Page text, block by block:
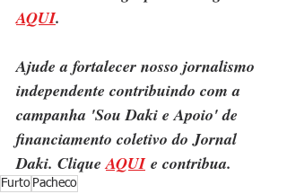
AQUI.
Ajude a fortalecer nosso jornalismo
independente contribuindo com a
campanha 'Sou Daki e Apoio' de
financiamento coletivo do Jornal
Daki. Clique AQUI e contribua.
Furto Pacheco